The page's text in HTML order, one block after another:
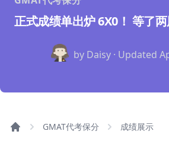
正式成绩单出炉 6X0！ 等了
by Daisy · Updated
GMAT代考保分 成绩展示